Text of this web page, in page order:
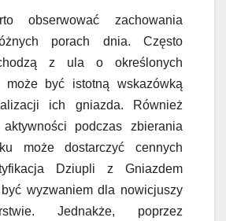
obserwować zachowania
porach dnia. Często
z ula o określonych
może być istotną wskazówką
ich gniazda. Również
podczas zbierania
może dostarczyć cennych
Dziupli z Gniazdem
być wyzwaniem dla nowicjuszy
Jednakże, poprzez